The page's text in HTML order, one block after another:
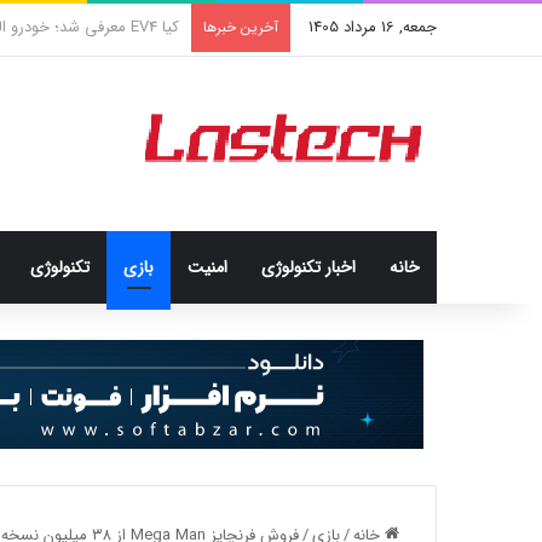
جمعه, 16 مرداد 1405 آخرین خبرها کشف جدید دانشمندان: برخی
خانه اخبار تکنولوژی امنيت بازی تکنولوژی
خانه/بازی/فروش فرنچایز Mega Man از ۳۸ میلیون نسخه عبور کرد